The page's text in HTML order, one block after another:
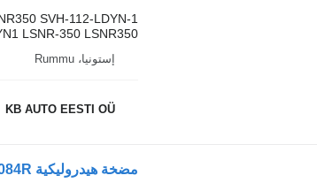
SVH-112-LDYN-1
LSNR-350 LSNR350
إستونيا، Rummu
KB AUTO EESTI OÜ
مضخة هيدروليكية Sunfab SC9084R لـ الشاحنات Volvo FL, FE (2005-2014)